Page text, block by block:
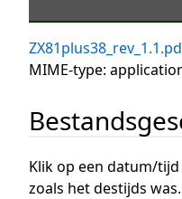
MIME-type:
Klik op een datum/
zoals het destijds was.